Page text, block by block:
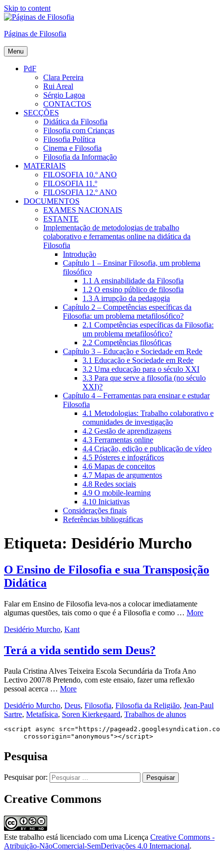
Skip to content
Páginas de Filosofia
Menu
PdF
Clara Pereira
Rui Areal
Sérgio Lagoa
CONTACTOS
SECÇÕES
Didática da Filosofia
Filosofia com Crianças
Filosofia Política
Cinema e Filosofia
Filosofia da Informação
MATERIAIS
FILOSOFIA 10.º ANO
FILOSOFIA 11.º
FILOSOFIA 12.º ANO
DOCUMENTOS
EXAMES NACIONAIS
ESTANTE
Implementação de metodologias de trabalho
colaborativo e ferramentas online na didática da
Filosofia
Introdução
Capítulo 1 – Ensinar Filosofia, um problema
filosófico
1.1 A ensinabilidade da Filosofia
1.2 O ensino público de filosofia
1.3 A irrupção da pedagogia
Capítulo 2 – Competências específicas da
Filosofia: um problema metafilosófico?
2.1 Competências específicas da Filosofia:
um problema metafilosófico?
2.2 Competências filosóficas
Capítulo 3 – Educação e Sociedade em Rede
3.1 Educação e Sociedade em Rede
3.2 Uma educação para o século XXI
3.3 Para que serve a filosofia (no século
XXI)?
Capítulo 4 – Ferramentas para ensinar e estudar
Filosofia
4.1 Metodologias: Trabalho colaborativo e
comunidades de investigação
4.2 Gestão de aprendizagens
4.3 Ferramentas online
4.4 Criação, edição e publicação de vídeo
4.5 Pósteres e infográficos
4.6 Mapas de conceitos
4.7 Mapas de argumentos
4.8 Redes sociais
4.9 O mobile-learning
4.10 Iniciativas
Considerações finais
Referências bibliográficas
Etiqueta: Desidério Murcho
O Ensino de Filosofia e sua Transposição
Didática
Falar em Ensino de Filosofia leva-nos a colocar imediatamente
algumas questões, tais como o que é a Filosofia e como … More
Desidério Murcho, Kant
Terá a vida sentido sem Deus?
Paula Cristina Alves Teixeira Escola Secundária da Trofa Ano
Lectivo 2007/8 Pretendo, com este ensaio, fazer uma reflexão
pessoal acerca … More
Desidério Murcho, Deus, Filosofia, Filosofia da Religião, Jean-Paul
Sartre, Metafísica, Soren Kierkegaard, Trabalhos de alunos
<script async src="https://
     crossorigin="anonymous"></script>
Pesquisa
Pesquisar por:
Creative Commons
Este trabalho está licenciado com uma Licença Creative Commons -
Atribuição-NãoComercial-SemDerivações 4.0 Internacional.